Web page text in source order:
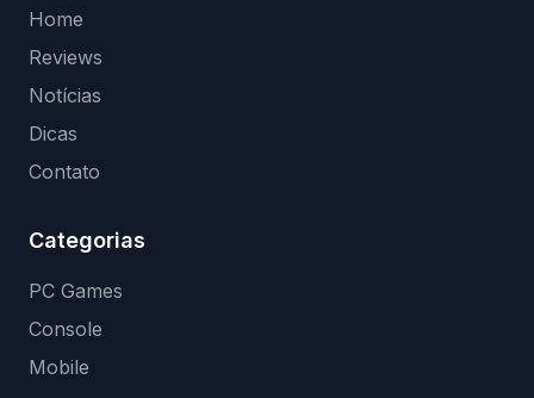
Home
Reviews
Notícias
Dicas
Contato
Categorias
PC Games
Console
Mobile